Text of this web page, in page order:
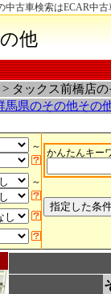
古車検索はECAR中古
他
> タックス前橋店
馬県のその他その
～
～
かんたんキー